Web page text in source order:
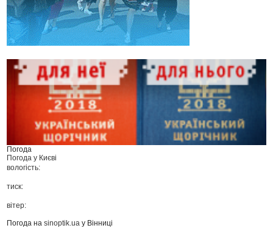
Погода
Погода у Києві
вологість:
тиск:
вітер:
Погода наsinoptik.ua у Вінниці